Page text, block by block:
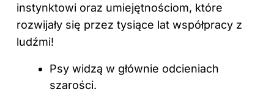
instynktowi oraz umiejętnościom, które
rozwijały się przez tysiące lat współpracy z
ludźmi!
Psy widzą w głównie odcieniach
szarości.